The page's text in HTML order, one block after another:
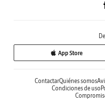
App Store
ContactarQuiénes somos
Condiciones de uso